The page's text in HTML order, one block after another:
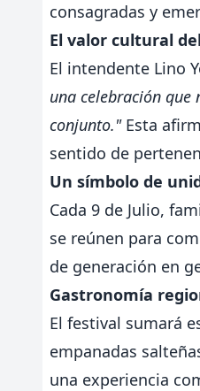
consagradas y
El valor cultural
El intendente Lino
una celebración
conjunto."Esta
sentido de
Un símbolo de
Cada 9 de Julio,
se reúnen para
de generación en
Gastronomía
El festival sumará
empanadas
una experiencia